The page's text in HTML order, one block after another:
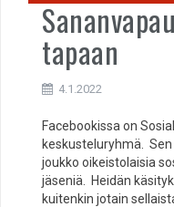
tapaan
4.1.2022
Facebookissa on
keskusteluryhmä.
joukko oikeistolaisia
jäseniä. Heidän
kuitenkin jotain